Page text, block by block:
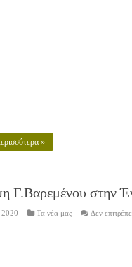
»
Γ.Βαρεμένου στην
2020 Τα νέα μας Δεν